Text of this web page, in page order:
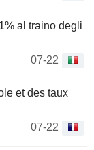
al traino degli
07-22
et des taux
07-22